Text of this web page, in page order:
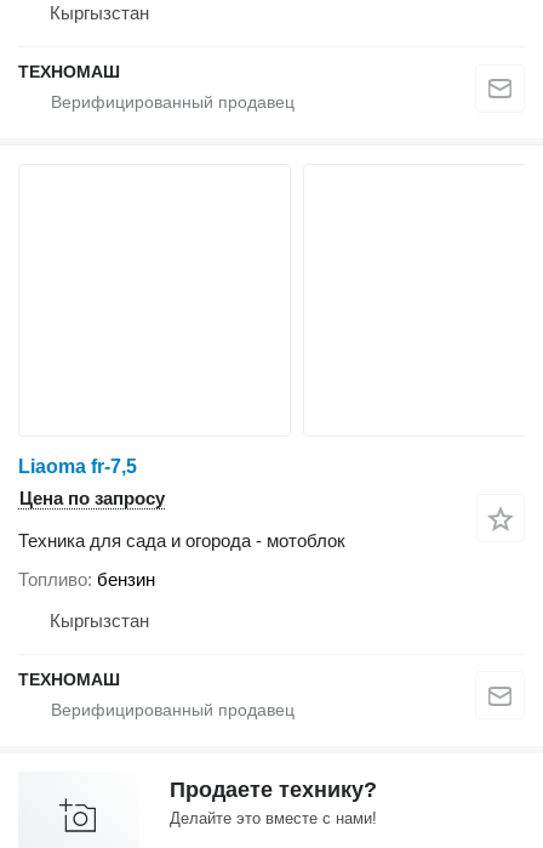
Кыргызстан
ТЕХНОМАШ
Liaoma fr-7,5
Цена по запросу
Техника для сада и огорода - мотоблок
Топливо бензин
Кыргызстан
ТЕХНОМАШ
Продаете технику?
Делайте это вместе с нами!